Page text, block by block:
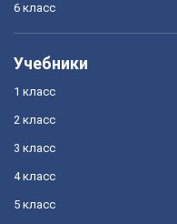
6 класс
Учебники
1 класс
2 класс
3 класс
4 класс
5 класс